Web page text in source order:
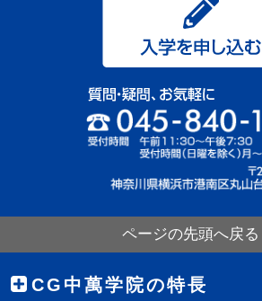
ページの先頭へ戻る
CG中萬学院の特長